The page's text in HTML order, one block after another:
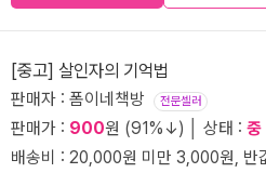
[중고] 살인자의 기억법
판매자 : 폼이네책방 전문셀러
판매가 : 900원 (91%↓) │ 상태 : 중
배송비 : 20,000원 미만 3,000원, 반